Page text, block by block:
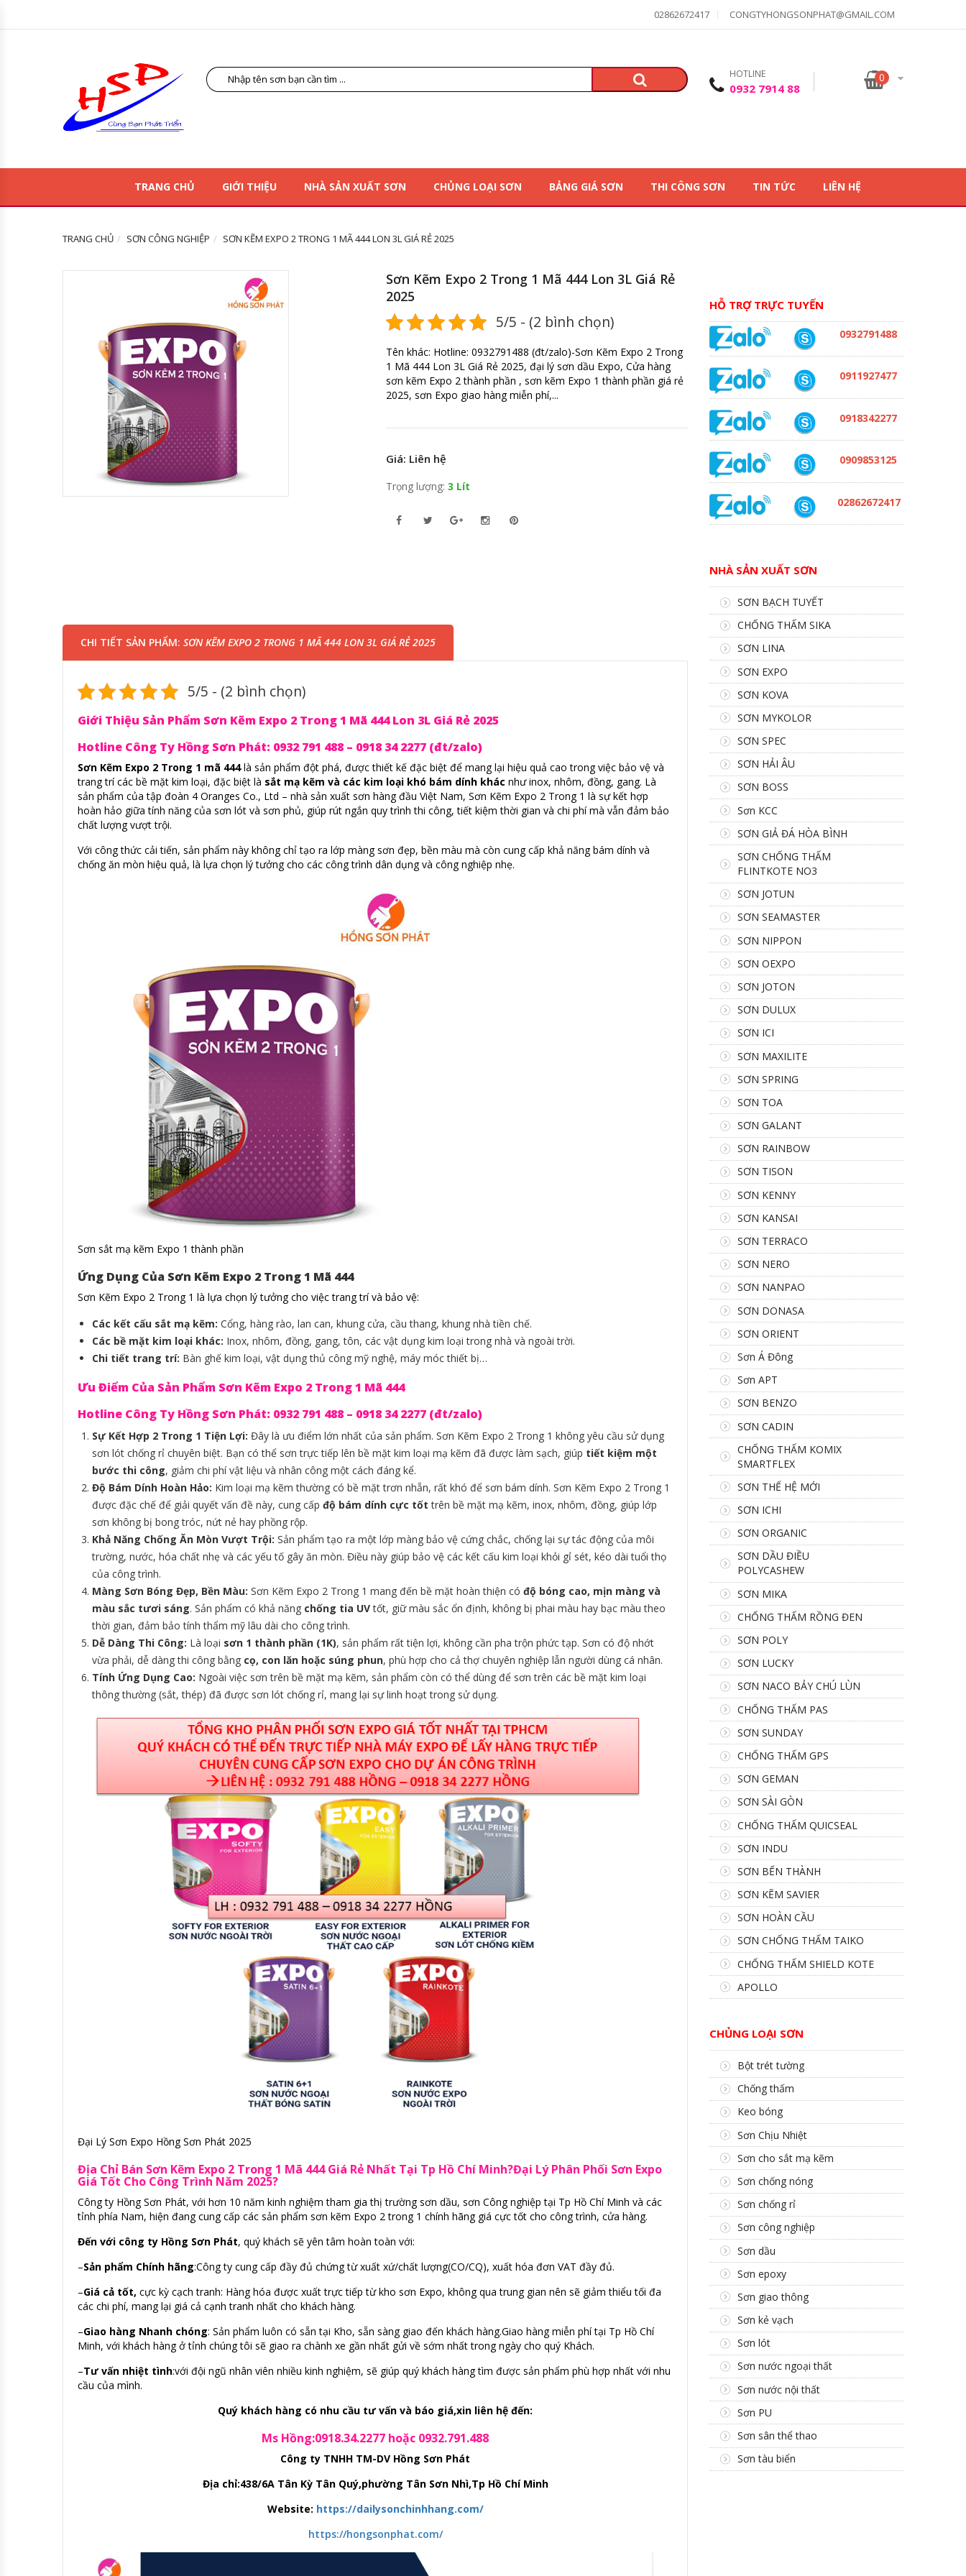
02862672417 CONGTYHONGSONPHAT@GMAIL.COM
HOTLINE
0932 7914 88
0
TRANG CHỦ GIỚI THIỆU NHÀ SẢN XUẤT SƠN CHỦNG LOẠI SƠN BẢNG GIÁ SƠN THI CÔNG SƠN TIN TỨC LIÊN HỆ
TRANG CHỦ SƠN CÔNG NGHIỆP SƠN KẼM EXPO 2 TRONG 1 MÃ 444 LON 3L GIÁ RẺ 2025
Sơn Kẽm Expo 2 Trong 1 Mã 444 Lon 3L Giá Rẻ
2025
5/5 - (2 bình chọn)
Tên khác: Hotline: 0932791488 (đt/zalo)-Sơn Kẽm Expo 2 Trong
1 Mã 444 Lon 3L Giá Rẻ 2025, đại lý sơn dầu Expo, Cửa hàng
sơn kẽm Expo 2 thành phần , sơn kẽm Expo 1 thành phần giá rẻ
2025, sơn Expo giao hàng miễn phí,...
Giá: Liên hệ
Trọng lượng: 3 Lít
CHI TIẾT SẢN PHẨM: SƠN KẼM EXPO 2 TRONG 1 MÃ 444 LON 3L GIÁ RẺ 2025
5/5 - (2 bình chọn)
Giới Thiệu Sản Phẩm Sơn Kẽm Expo 2 Trong 1 Mã 444 Lon 3L Giá Rẻ 2025
Hotline Công Ty Hồng Sơn Phát: 0932 791 488 – 0918 34 2277 (đt/zalo)
Sơn Kẽm Expo 2 Trong 1 mã 444là sản phẩm đột phá, được thiết kế đặc biệt để mang lại hiệu quả cao trong việc bảo vệ và
trang trí các bề mặt kim loại, đặc biệt là sắt mạ kẽm và các kim loại khó bám dính khác như inox, nhôm, đồng, gang. Là
sản phẩm của tập đoàn 4 Oranges Co., Ltd – nhà sản xuất sơn hàng đầu Việt Nam, Sơn Kẽm Expo 2 Trong 1 là sự kết hợp
hoàn hảo giữa tính năng của sơn lót và sơn phủ, giúp rút ngắn quy trình thi công, tiết kiệm thời gian và chi phí mà vẫn đảm bảo
chất lượng vượt trội.
Với công thức cải tiến, sản phẩm này không chỉ tạo ra lớp màng sơn đẹp, bền màu mà còn cung cấp khả năng bám dính và
chống ăn mòn hiệu quả, là lựa chọn lý tưởng cho các công trình dân dụng và công nghiệp nhẹ.
Sơn sắt mạ kẽm Expo 1 thành phần
Ứng Dụng Của Sơn Kẽm Expo 2 Trong 1 Mã 444
Sơn Kẽm Expo 2 Trong 1 là lựa chọn lý tưởng cho việc trang trí và bảo vệ:
Các kết cấu sắt mạ kẽm: Cổng, hàng rào, lan can, khung cửa, cầu thang, khung nhà tiền chế.
Các bề mặt kim loại khác: Inox, nhôm, đồng, gang, tôn, các vật dụng kim loại trong nhà và ngoài trời.
Chi tiết trang trí: Bàn ghế kim loại, vật dụng thủ công mỹ nghệ, máy móc thiết bị…
Ưu Điểm Của Sản Phẩm Sơn Kẽm Expo 2 Trong 1 Mã 444
Hotline Công Ty Hồng Sơn Phát: 0932 791 488 – 0918 34 2277 (đt/zalo)
Sự Kết Hợp 2 Trong 1 Tiện Lợi: Đây là ưu điểm lớn nhất của sản phẩm. Sơn Kẽm Expo 2 Trong 1 không yêu cầu sử dụng
sơn lót chống rỉ chuyên biệt. Bạn có thể sơn trực tiếp lên bề mặt kim loại mạ kẽm đã được làm sạch, giúp tiết kiệm một
bước thi công, giảm chi phí vật liệu và nhân công một cách đáng kể.
Độ Bám Dính Hoàn Hảo: Kim loại mạ kẽm thường có bề mặt trơn nhẵn, rất khó để sơn bám dính. Sơn Kẽm Expo 2 Trong 1
được đặc chế để giải quyết vấn đề này, cung cấp độ bám dính cực tốt trên bề mặt mạ kẽm, inox, nhôm, đồng, giúp lớp
sơn không bị bong tróc, nứt nẻ hay phồng rộp.
Khả Năng Chống Ăn Mòn Vượt Trội: Sản phẩm tạo ra một lớp màng bảo vệ cứng chắc, chống lại sự tác động của môi
trường, nước, hóa chất nhẹ và các yếu tố gây ăn mòn. Điều này giúp bảo vệ các kết cấu kim loại khỏi gỉ sét, kéo dài tuổi thọ
của công trình.
Màng Sơn Bóng Đẹp, Bền Màu: Sơn Kẽm Expo 2 Trong 1 mang đến bề mặt hoàn thiện có độ bóng cao, mịn màng và
màu sắc tươi sáng. Sản phẩm có khả năng chống tia UVtốt, giữ màu sắc ổn định, không bị phai màu hay bạc màu theo
thời gian, đảm bảo tính thẩm mỹ lâu dài cho công trình.
Dễ Dàng Thi Công: Là loại sơn 1 thành phần (1K), sản phẩm rất tiện lợi, không cần pha trộn phức tạp. Sơn có độ nhớt
vừa phải, dễ dàng thi công bằng cọ, con lăn hoặc súng phun, phù hợp cho cả thợ chuyên nghiệp lẫn người dùng cá nhân.
Tính Ứng Dụng Cao: Ngoài việc sơn trên bề mặt mạ kẽm, sản phẩm còn có thể dùng để sơn trên các bề mặt kim loại
thông thường (sắt, thép) đã được sơn lót chống rỉ, mang lại sự linh hoạt trong sử dụng.
Đại Lý Sơn Expo Hồng Sơn Phát 2025
Địa Chỉ Bán Sơn Kẽm Expo 2 Trong 1 Mã 444 Giá Rẻ Nhất Tại Tp Hồ Chí Minh?Đại Lý Phân Phối Sơn Expo
Giá Tốt Cho Công Trình Năm 2025?
Công ty Hồng Sơn Phát, với hơn 10 năm kinh nghiệm tham gia thị trường sơn dầu, sơn Công nghiệp tại Tp Hồ Chí Minh và các
tỉnh phía Nam, hiện đang cung cấp các sản phẩm sơn kẽm Expo 2 trong 1 chính hãng giá cực tốt cho công trình, cửa hàng.
Đến với công ty Hồng Sơn Phát, quý khách sẽ yên tâm hoàn toàn với:
–Sản phẩm Chính hãng:Công ty cung cấp đầy đủ chứng từ xuất xứ/chất lượng(CO/CQ), xuất hóa đơn VAT đầy đủ.
–Giá cả tốt, cực kỳ cạch tranh: Hàng hóa được xuất trực tiếp từ kho sơn Expo, không qua trung gian nên sẽ giảm thiểu tối đa
các chi phí, mang lại giá cả cạnh tranh nhất cho khách hàng.
–Giao hàng Nhanh chóng: Sản phẩm luôn có sẵn tại Kho, sẵn sàng giao đến khách hàng.Giao hàng miễn phí tại Tp Hồ Chí
Minh, với khách hàng ở tỉnh chúng tôi sẽ giao ra chành xe gần nhất gửi về sớm nhất trong ngày cho quý Khách.
–Tư vấn nhiệt tình:với đội ngũ nhân viên nhiều kinh nghiệm, sẽ giúp quý khách hàng tìm được sản phẩm phù hợp nhất với nhu
cầu của mình.
Quý khách hàng có nhu cầu tư vấn và báo giá,xin liên hệ đến:
Ms Hồng:0918.34.2277 hoặc 0932.791.488
Công ty TNHH TM-DV Hồng Sơn Phát
Địa chỉ:438/6A Tân Kỳ Tân Quý,phường Tân Sơn Nhì,Tp Hồ Chí Minh
Website: https://dailysonchinhhang.com/
https://hongsonphat.com/
HỖ TRỢ TRỰC TUYẾN
0932791488
0911927477
0918342277
0909853125
02862672417
NHÀ SẢN XUẤT SƠN
SƠN BẠCH TUYẾT
CHỐNG THẤM SIKA
SƠN LINA
SƠN EXPO
SƠN KOVA
SƠN MYKOLOR
SƠN SPEC
SƠN HẢI ÂU
SƠN BOSS
Sơn KCC
SƠN GIẢ ĐÁ HÒA BÌNH
SƠN CHỐNG THẤM
FLINTKOTE NO3
SƠN JOTUN
SƠN SEAMASTER
SƠN NIPPON
SƠN OEXPO
SƠN JOTON
SƠN DULUX
SƠN ICI
SƠN MAXILITE
SƠN SPRING
SƠN TOA
SƠN GALANT
SƠN RAINBOW
SƠN TISON
SƠN KENNY
SƠN KANSAI
SƠN TERRACO
SƠN NERO
SƠN NANPAO
SƠN DONASA
SƠN ORIENT
Sơn Á Đông
Sơn APT
SƠN BENZO
SƠN CADIN
CHỐNG THẤM KOMIX
SMARTFLEX
SƠN THẾ HỆ MỚI
SƠN ICHI
SƠN ORGANIC
SƠN DẦU ĐIỀU
POLYCASHEW
SƠN MIKA
CHỐNG THẤM RỒNG ĐEN
SƠN POLY
SƠN LUCKY
SƠN NACO BẢY CHÚ LÙN
CHỐNG THẤM PAS
SƠN SUNDAY
CHỐNG THẤM GPS
SƠN GEMAN
SƠN SÀI GÒN
CHỐNG THẤM QUICSEAL
SƠN INDU
SƠN BẾN THÀNH
SƠN KẼM SAVIER
SƠN HOÀN CẦU
SƠN CHỐNG THẤM TAIKO
CHỐNG THẤM SHIELD KOTE
APOLLO
CHỦNG LOẠI SƠN
Bột trét tường
Chống thấm
Keo bóng
Sơn Chịu Nhiệt
Sơn cho sắt mạ kẽm
Sơn chống nóng
Sơn chống rỉ
Sơn công nghiệp
Sơn dầu
Sơn epoxy
Sơn giao thông
Sơn kẻ vạch
Sơn lót
Sơn nước ngoại thất
Sơn nước nội thất
Sơn PU
Sơn sân thể thao
Sơn tàu biển